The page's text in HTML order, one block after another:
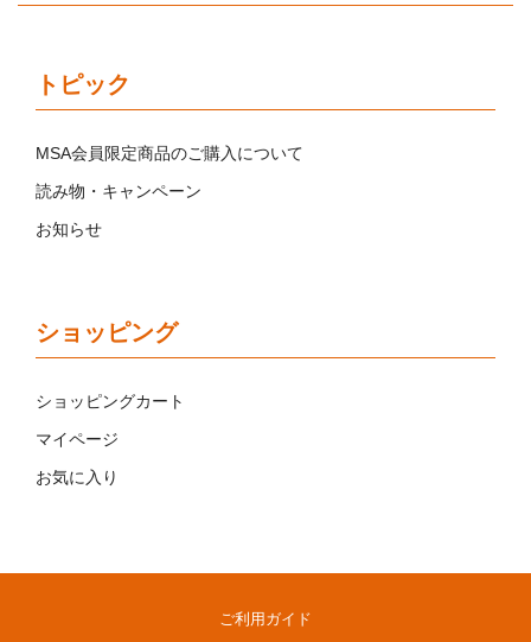
トピック
MSA会員限定商品のご購入について
読み物・キャンペーン
お知らせ
ショッピング
ショッピングカート
マイページ
お気に入り
ご利用ガイド